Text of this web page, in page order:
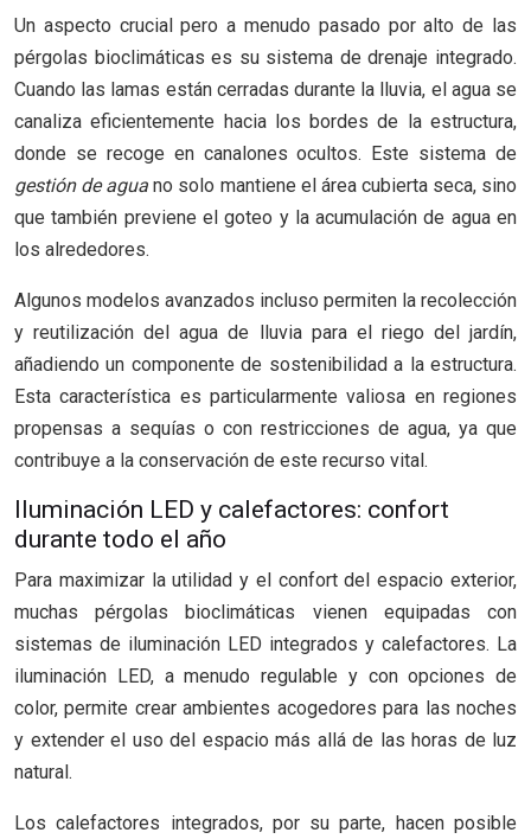
Un aspecto crucial pero a menudo pasado por alto de las
pérgolas bioclimáticas es su sistema de drenaje integrado.
Cuando las lamas están cerradas durante la lluvia, el agua se
canaliza eficientemente hacia los bordes de la estructura,
donde se recoge en canalones ocultos. Este sistema de
gestión de aguano solo mantiene el área cubierta seca, sino
que también previene el goteo y la acumulación de agua en
los alrededores.
Algunos modelos avanzados incluso permiten la recolección
y reutilización del agua de lluvia para el riego del jardín,
añadiendo un componente de sostenibilidad a la estructura.
Esta característica es particularmente valiosa en regiones
propensas a sequías o con restricciones de agua, ya que
contribuye a la conservación de este recurso vital.
Iluminación LED y calefactores: confort
durante todo el año
Para maximizar la utilidad y el confort del espacio exterior,
muchas pérgolas bioclimáticas vienen equipadas con
sistemas de iluminación LED integrados y calefactores. La
iluminación LED, a menudo regulable y con opciones de
color, permite crear ambientes acogedores para las noches
y extender el uso del espacio más allá de las horas de luz
natural.
Los calefactores integrados, por su parte, hacen posible